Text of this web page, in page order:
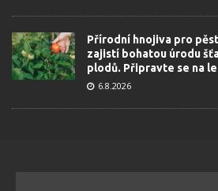
Přírodní hnojiva pro
zajistí bohatou úrodu
plodů. Připravte se na
6.8.2026